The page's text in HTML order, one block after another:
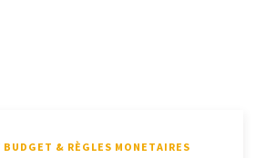
BUDGET & RÈGLES MONETAIRES